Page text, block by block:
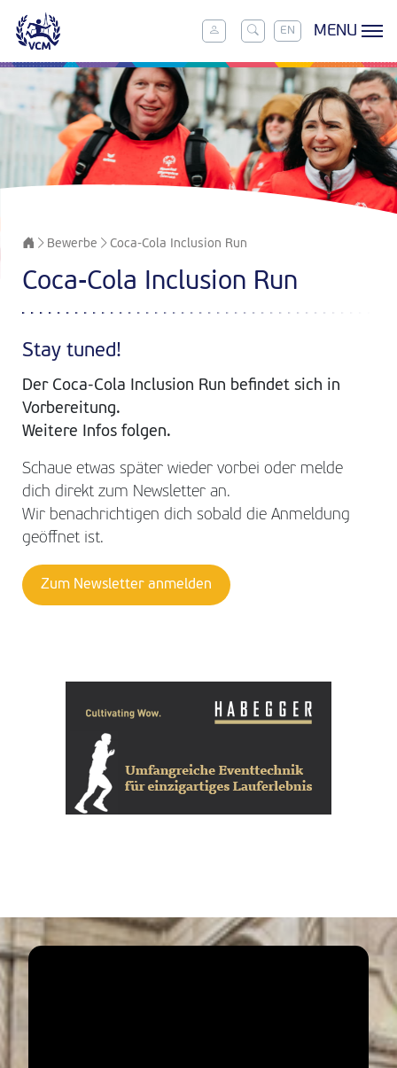
EN MENU
Bewerbe Coca-Cola Inclusion Run
Coca-Cola Inclusion Run
Stay tuned!
Der Coca-Cola Inclusion Run befindet sich in
Vorbereitung.
Weitere Infos folgen.
Schaue etwas später wieder vorbei oder melde
dich direkt zum Newsletter an.
Wir benachrichtigen dich sobald die Anmeldung
geöffnet ist.
Zum Newsletter anmelden